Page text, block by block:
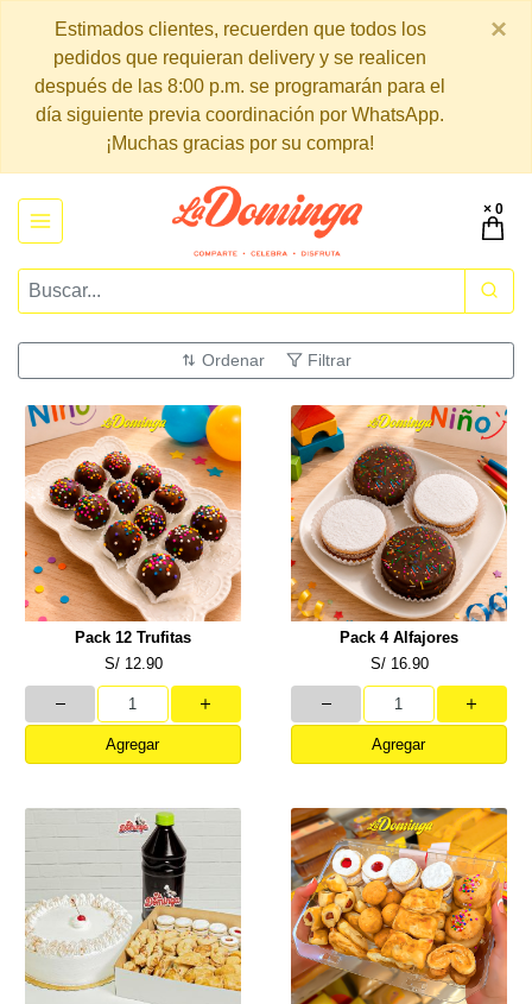
Estimados clientes, recuerden que todos los
pedidos que requieran delivery y se realicen
después de las 8:00 p.m. se programarán para el
día siguiente previa coordinación por WhatsApp.
¡Muchas gracias por su compra!
×
× 0
Ordenar Filtrar
Pack 12 Trufitas
S/ 12.90
Agregar
Pack 4 Alfajores
S/ 16.90
Agregar